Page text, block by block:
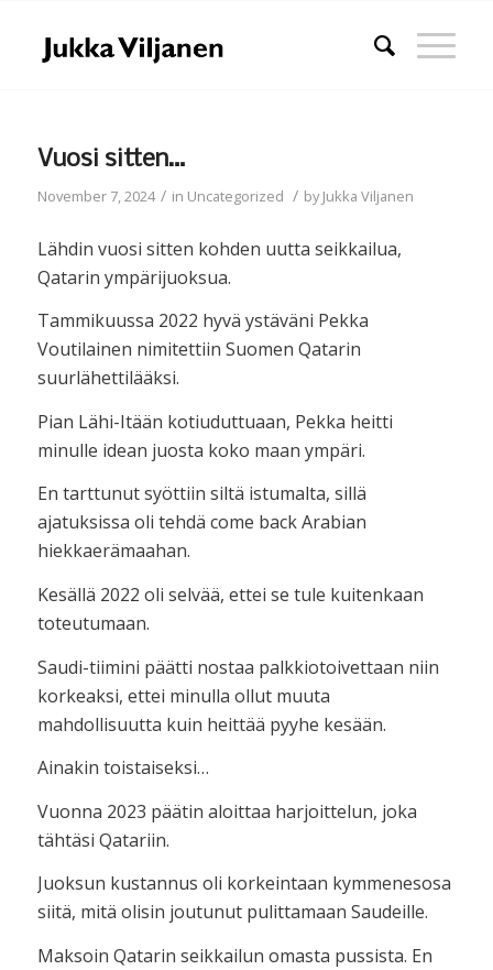
Vuosi sitten…
November 7, 2024 / in Uncategorized / byJukka Viljanen
Lähdin vuosi sitten kohden uutta seikkailua,
Qatarin ympärijuoksua.
Tammikuussa 2022 hyvä ystäväni Pekka
Voutilainen nimitettiin Suomen Qatarin
suurlähettilääksi.
Pian Lähi-Itään kotiuduttuaan, Pekka heitti
minulle idean juosta koko maan ympäri.
En tarttunut syöttiin siltä istumalta, sillä
ajatuksissa oli tehdä come back Arabian
hiekkaerämaahan.
Kesällä 2022 oli selvää, ettei se tule kuitenkaan
toteutumaan.
Saudi-tiimini päätti nostaa palkkiotoivettaan niin
korkeaksi, ettei minulla ollut muuta
mahdollisuutta kuin heittää pyyhe kesään.
Ainakin toistaiseksi…
Vuonna 2023 päätin aloittaa harjoittelun, joka
tähtäsi Qatariin.
Juoksun kustannus oli korkeintaan kymmenesosa
siitä, mitä olisin joutunut pulittamaan Saudeille.
Maksoin Qatarin seikkailun omasta pussista. En